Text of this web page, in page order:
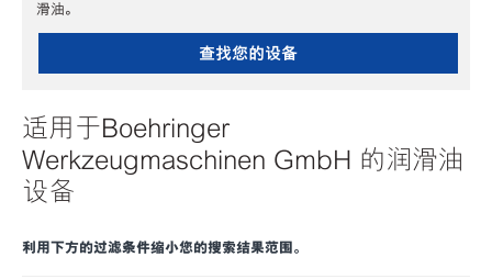
滑油。
查找您的设备
适用于Boehringer
Werkzeugmaschinen GmbH 的润滑油
设备
利用下方的过滤条件缩小您的搜索结果范围。